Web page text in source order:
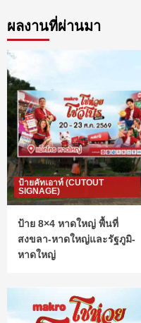
ผลงานที่ผ่านมา
ป้ายคัทเอาท์ (CUTOUT
SIGNAGE)
ป้าย 8×4 หาดใหญ่ พื้นที่
สงขลา-หาดใหญ่และรัฐภูมิ-
หาดใหญ่